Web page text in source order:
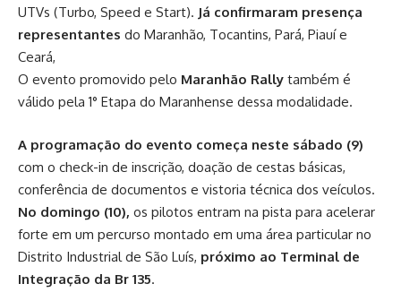
UTVs (Turbo, Speed e Start). Já confirmaram presença
representantes do Maranhão, Tocantins, Pará, Piauí e
Ceará,
O evento promovido pelo Maranhão Rally também é
válido pela 1° Etapa do Maranhense dessa modalidade.
A programação do evento começa neste sábado (9)
com o check-in de inscrição, doação de cestas básicas,
conferência de documentos e vistoria técnica dos veículos.
No domingo (10), os pilotos entram na pista para acelerar
forte em um percurso montado em uma área particular no
Distrito Industrial de São Luís, próximo ao Terminal de
Integração da Br 135.